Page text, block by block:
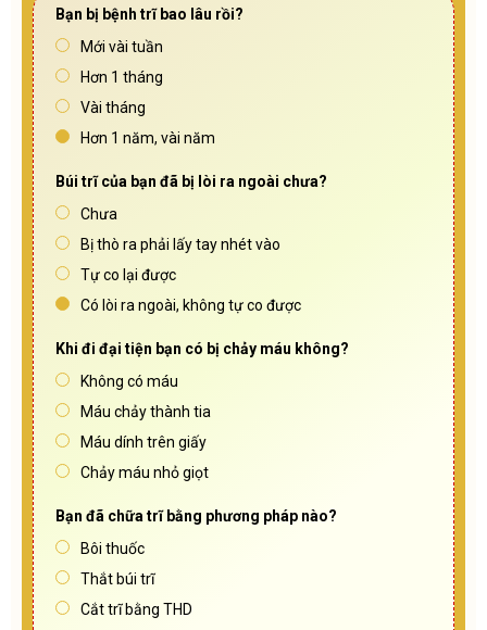
Bạn bị bệnh trĩ bao lâu rồi?
Mới vài tuần
Hơn 1 tháng
Vài tháng
Hơn 1 năm, vài năm
Búi trĩ của bạn đã bị lòi ra ngoài chưa?
Chưa
Bị thò ra phải lấy tay nhét vào
Tự co lại được
Có lòi ra ngoài, không tự co được
Khi đi đại tiện bạn có bị chảy máu không?
Không có máu
Máu chảy thành tia
Máu dính trên giấy
Chảy máu nhỏ giọt
Bạn đã chữa trĩ bằng phương pháp nào?
Bôi thuốc
Thắt búi trĩ
Cắt trĩ bằng THD